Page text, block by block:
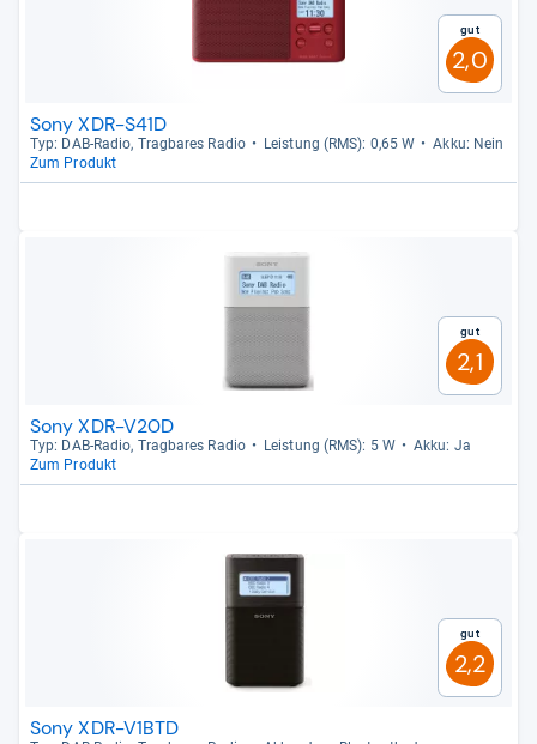
Gut
2,0
Sony XDR-S41D
Typ: DAB-​Radio, Trag­ba­res Radio Leis­tung (RMS): 0,65 W
Akku: Nein
Zum Produkt
Gut
2,1
Sony XDR-V20D
Typ: DAB-​Radio, Trag­ba­res Radio Leis­tung (RMS): 5 W
Akku: Ja
Zum Produkt
Gut
2,2
Sony XDR-V1BTD